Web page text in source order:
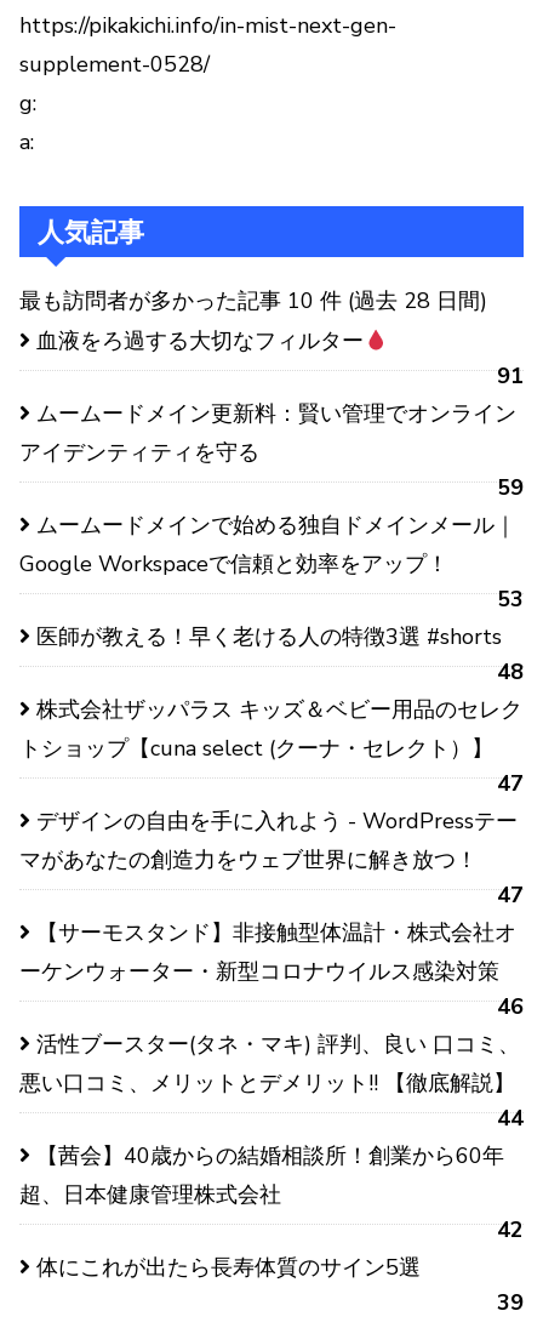
https://pikakichi.info/in-mist-next-gen-
supplement-0528/
g:
a:
人気記事
最も訪問者が多かった記事 10 件 (過去 28 日間)
血液をろ過する大切なフィルター
91
ムームードメイン更新料：賢い管理でオンライン
アイデンティティを守る
59
ムームードメインで始める独自ドメインメール｜
Google Workspaceで信頼と効率をアップ！
53
医師が教える！早く老ける人の特徴3選 #shorts
48
株式会社ザッパラス キッズ＆ベビー用品のセレク
トショップ【cuna select (クーナ・セレクト）】
47
デザインの自由を手に入れよう - WordPressテー
マがあなたの創造力をウェブ世界に解き放つ！
47
【サーモスタンド】非接触型体温計・株式会社オ
ーケンウォーター・新型コロナウイルス感染対策
46
活性ブースター(タネ・マキ) 評判、良い 口コミ、
悪い口コミ、メリットとデメリット!! 【徹底解説】
44
【茜会】40歳からの結婚相談所！創業から60年
超、日本健康管理株式会社
42
体にこれが出たら長寿体質のサイン5選
39